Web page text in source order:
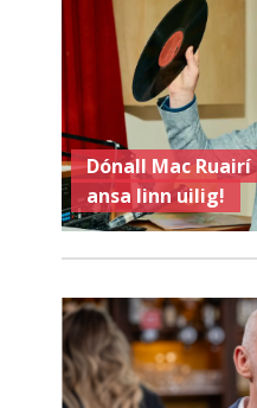
Dónall Mac
ansa linn uilig!